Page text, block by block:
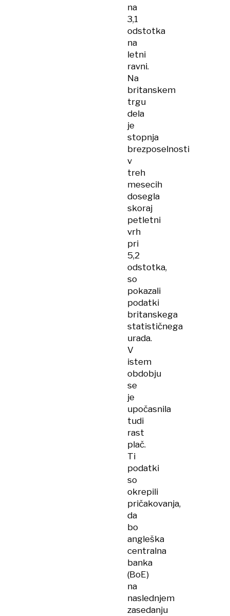
na
3,1
odstotka
na
letni
ravni.
Na
britanskem
trgu
dela
je
stopnja
brezposelnosti
v
treh
mesecih
dosegla
skoraj
petletni
vrh
pri
5,2
odstotka,
so
pokazali
podatki
britanskega
statističnega
urada.
V
istem
obdobju
se
je
upočasnila
tudi
rast
plač.
Ti
podatki
so
okrepili
pričakovanja,
da
bo
angleška
centralna
banka
(BoE)
na
naslednjem
zasedanju